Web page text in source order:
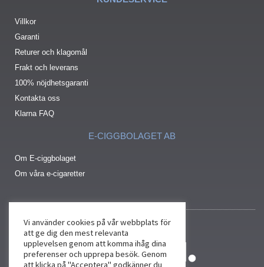
Villkor
Garanti
Returer och klagomål
Frakt och leverans
100% nöjdhetsgaranti
Kontakta oss
Klarna FAQ
E-CIGGBOLAGET AB
Om E-ciggbolaget
Om våra e-cigaretter
Vi använder cookies på vår webbplats för
att ge dig den mest relevanta
upplevelsen genom att komma ihåg dina
preferenser och upprepa besök. Genom
att klicka på "Acceptera" godkänner du